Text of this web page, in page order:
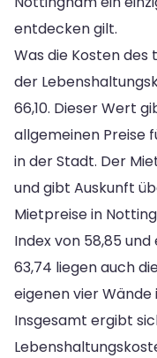
entdecken gilt.
Was die Kosten
der
66,10. Dieser Wert
allgemeinen Preise
in der Stadt. Der
und gibt Auskunft
Mietpreise in
Index von 58,85
63,74 liegen auch
eigenen vier
Insgesamt ergibt